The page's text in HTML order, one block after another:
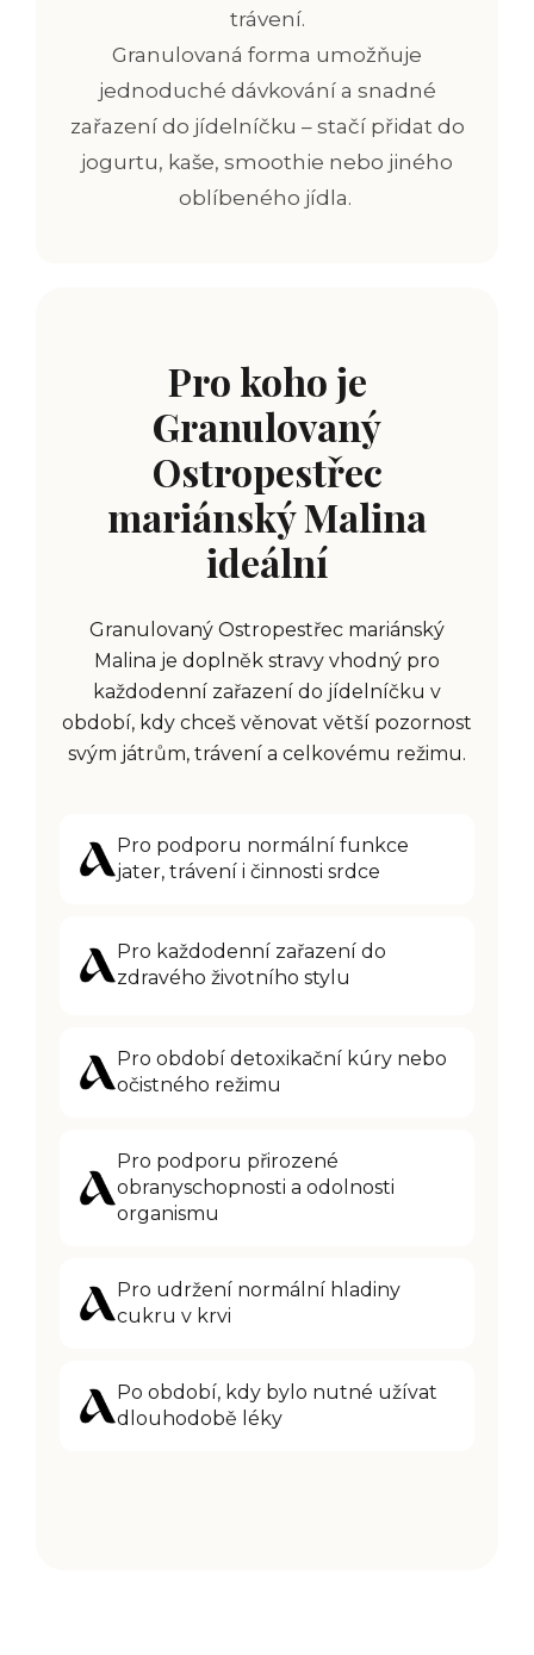
trávení.
Granulovaná forma umožňuje
jednoduché dávkování a snadné
zařazení do jídelníčku – stačí přidat do
jogurtu, kaše, smoothie nebo jiného
oblíbeného jídla.
Pro koho je
Granulovaný
Ostropestřec
mariánský Malina
ideální
Granulovaný Ostropestřec mariánský
Malina je doplněk stravy vhodný pro
každodenní zařazení do jídelníčku v
období, kdy chceš věnovat větší pozornost
svým játrům, trávení a celkovému režimu.
Pro podporu normální funkce
jater, trávení i činnosti srdce
Pro každodenní zařazení do
zdravého životního stylu
Pro období detoxikační kúry nebo
očistného režimu
Pro podporu přirozené
obranyschopnosti a odolnosti
organismu
Pro udržení normální hladiny
cukru v krvi
Po období, kdy bylo nutné užívat
dlouhodobě léky